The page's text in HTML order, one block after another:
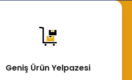
Geniş Ürün Yelpazesi